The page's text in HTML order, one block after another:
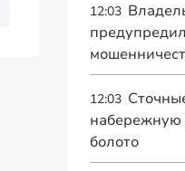
12:03
12:03
набережную
болото